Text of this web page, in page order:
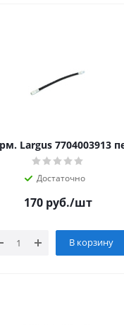
Largus 7704003913
Достаточно
170руб./шт
В корзину